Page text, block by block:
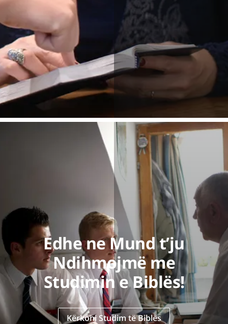
Edhe ne Mund t’ju
Ndihmojmë me
Studimin e Biblës!
Kërkoni Studim të Biblës